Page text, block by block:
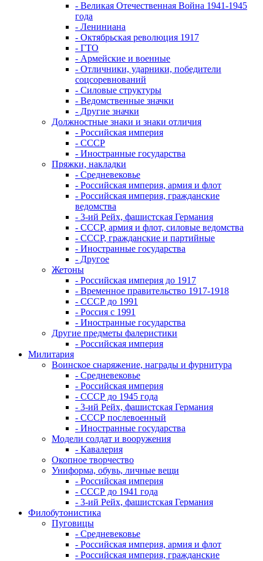
- Великая Отечественная Война 1941-1945
года
- Лениниана
- Октябрьская революция 1917
- ГТО
- Армейские и военные
- Отличники, ударники, победители
соцсоревнований
- Силовые структуры
- Ведомственные значки
- Другие значки
Должностные знаки и знаки отличия
- Российская империя
- СССР
- Иностранные государства
Пряжки, накладки
- Средневековье
- Российская империя, армия и флот
- Российская империя, гражданские
ведомства
- 3-ий Рейх, фашистская Германия
- СССР, армия и флот, силовые ведомства
- СССР, гражданские и партийные
- Иностранные государства
- Другое
Жетоны
- Российская империя до 1917
- Временное правительство 1917-1918
- СССР до 1991
- Россия с 1991
- Иностранные государства
Другие предметы фалеристики
- Российская империя
Милитария
Воинское снаряжение, награды и фурнитура
- Средневековье
- Российская империя
- СССР до 1945 года
- 3-ий Рейх, фашистская Германия
- СССР послевоенный
- Иностранные государства
Модели солдат и вооружения
- Кавалерия
Окопное творчество
Униформа, обувь, личные вещи
- Российская империя
- СССР до 1941 года
- 3-ий Рейх, фашистская Германия
Филобутонистика
Пуговицы
- Средневековье
- Российская империя, армия и флот
- Российская империя, гражданские